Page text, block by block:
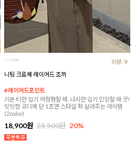
리뷰:9
니팅 크로셰 레이어드 조끼
#레이어드포인트
기본 티만 입기 어정쩡할 때, 나시만 입기 민망할 때 굿!
밋밋한 코디에 단 1초면 스타일 확 살려주는 아이템
(2color)
18,900원 23,500원 20%